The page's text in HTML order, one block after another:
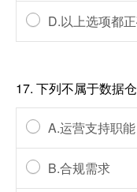
D.以上选项都
17. 下列不属于数据
A.运营支持职能
B.合规需求